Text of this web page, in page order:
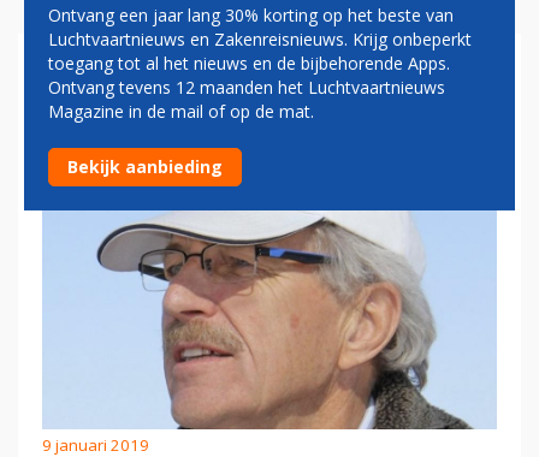
PAUL GROVE: WINGS OF
SUPPORT
9 januari 2019
Ontvang een jaar lang 30% korting op het beste van
Luchtvaartnieuws en Zakenreisnieuws. Krijg onbeperkt
toegang tot al het nieuws en de bijbehorende Apps.
Ontvang tevens 12 maanden het Luchtvaartnieuws
Magazine in de mail of op de mat.
Bekijk aanbieding